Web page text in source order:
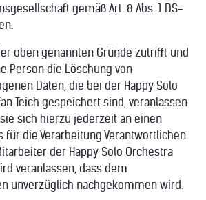
gemäß Art. 8 Abs. 1 DS-
oben genannten Gründe zutrifft und
Person die Löschung von
Daten, die bei der Happy Solo
Teich gespeichert sind, veranlassen
sich hierzu jederzeit an einen
für die Verarbeitung Verantwortlichen
der Happy Solo Orchestra
veranlassen, dass dem
unverzüglich nachgekommen wird.